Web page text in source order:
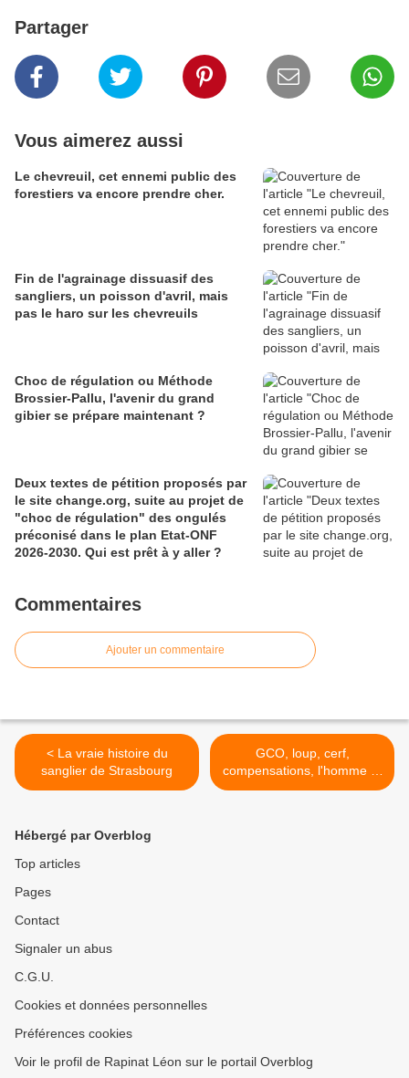
Partager
Vous aimerez aussi
Le chevreuil, cet ennemi public des
forestiers va encore prendre cher.
Fin de l'agrainage dissuasif des
sangliers, un poisson d'avril, mais
pas le haro sur les chevreuils
Choc de régulation ou Méthode
Brossier-Pallu, l'avenir du grand
gibier se prépare maintenant ?
Deux textes de pétition proposés par
le site change.org, suite au projet de
"choc de régulation" des ongulés
préconisé dans le plan Etat-ONF
2026-2030. Qui est prêt à y aller ?
Commentaires
Ajouter un commentaire
< La vraie histoire du
sanglier de Strasbourg
GCO, loup, cerf,
compensations, l'homme et
ses contradictions >
Hébergé par Overblog
Top articles
Pages
Contact
Signaler un abus
C.G.U.
Cookies et données personnelles
Préférences cookies
Voir le profil de Rapinat Léon sur le portail Overblog